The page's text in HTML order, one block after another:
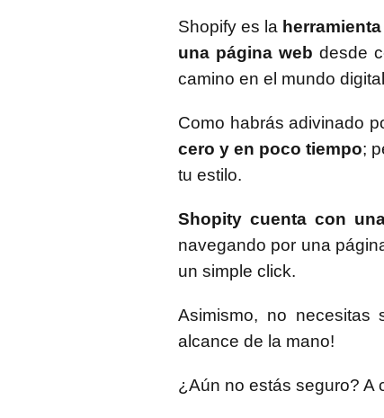
Shopify es la
una página web desde
camino en el mundo
Como habrás adivinado
cero y en poco tiempo;
tu estilo.
Shopity cuenta con
navegando por una
un simple click.
Asimismo, no necesitas
alcance de la mano!
¿Aún no estás seguro? A